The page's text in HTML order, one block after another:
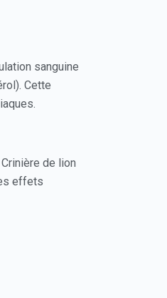
sanguine
Cette
de lion
effets